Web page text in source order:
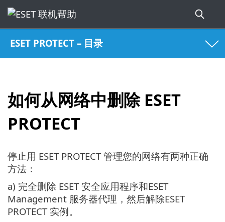
ESET PROTECT – 目录
如何从网络中删除 ESET
PROTECT
停止用 ESET PROTECT 管理您的网络有两种正确
方法：
a) 完全删除 ESET 安全应用程序和ESET
Management 服务器代理，然后解除ESET
PROTECT 实例。